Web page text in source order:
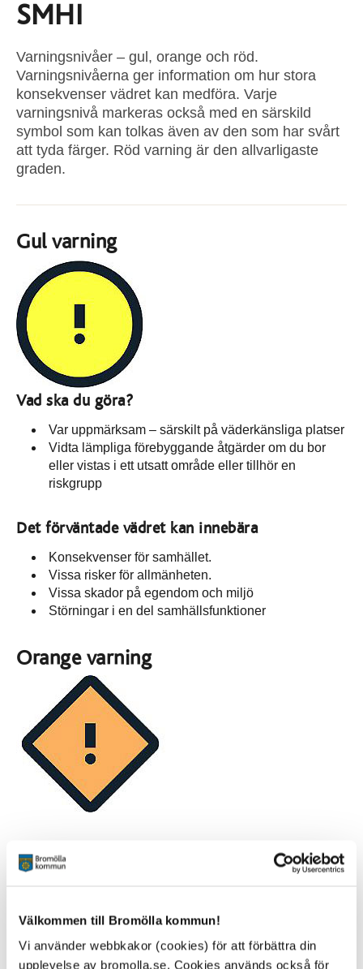
Välkommen till Bromölla kommun!
Vi använder webbkakor (cookies) för att förbättra din
upplevelse av bromolla.se. Cookies används också för
SMHI
Varningsnivåer – gul, orange och röd.
Varningsnivåerna ger information om hur stora
konsekvenser vädret kan medföra. Varje
varningsnivå markeras också med en särskild
symbol som kan tolkas även av den som har svårt
att tyda färger. Röd varning är den allvarligaste
graden.
Gul varning
Vad ska du göra?
Var uppmärksam – särskilt på väderkänsliga platser
Vidta lämpliga förebyggande åtgärder om du bor
eller vistas i ett utsatt område eller tillhör en
riskgrupp
Det förväntade vädret kan innebära
Konsekvenser för samhället.
Vissa risker för allmänheten.
Vissa skador på egendom och miljö
Störningar i en del samhällsfunktioner
Orange varning
Vad ska du göra?
konsekvenser för miljö, liv och egendom
Det förväntade vädret kan innebära